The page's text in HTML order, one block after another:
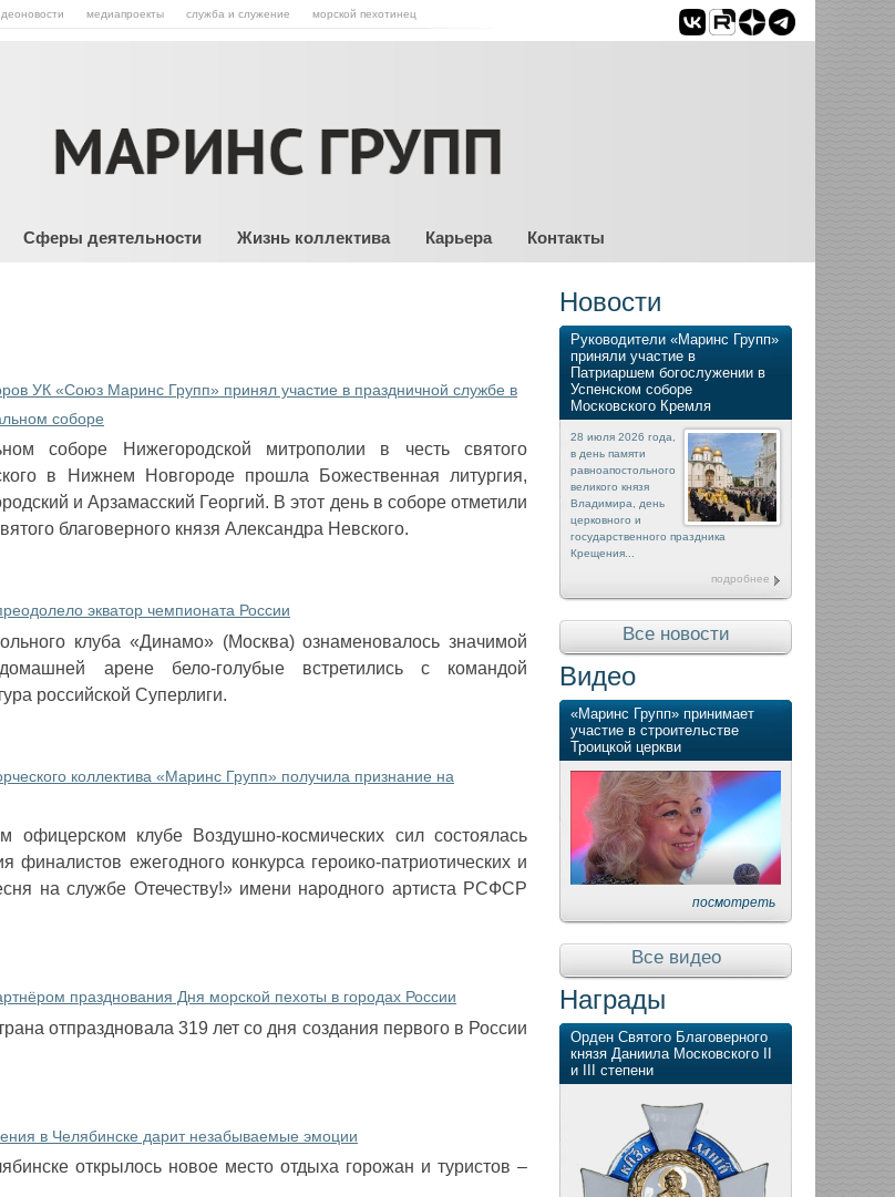
медиапроекты служба и служение морской пехотинец
Сферы деятельности Жизнь коллектива Карьера Контакты
УК «Союз Маринс Групп» принял участие в праздничной службе в
соборе
соборе Нижегородской митрополии в честь святого
в Нижнем Новгороде прошла Божественная литургия,
и Арзамасский Георгий. В этот день в соборе отметили
благоверного князя Александра Невского.
экватор чемпионата России
клуба «Динамо» (Москва) ознаменовалось значимой
арене бело-голубые встретились с командой
российской Суперлиги.
коллектива «Маринс Групп» получила признание на
офицерском клубе Воздушно-космических сил состоялась
финалистов ежегодного конкурса героико-патриотических и
на службе Отечеству!» имени народного артиста РСФСР
празднования Дня морской пехоты в городах России
отпраздновала 319 лет со дня создания первого в России
в Челябинске дарит незабываемые эмоции
открылось новое место отдыха горожан и туристов –
Новости
Руководители «Маринс Групп»
приняли участие в
Патриаршем богослужении в
Успенском соборе
Московского Кремля
28 июля 2026 года,
в день памяти
равноапостольного
великого князя
Владимира, день
церковного и
государственного праздника
Крещения...
подробнее
Все новости
Видео
«Маринс Групп» принимает
участие в строительстве
Троицкой церкви
посмотреть
Все видео
Награды
Орден Святого Благоверного
князя Даниила Московского II
и III степени